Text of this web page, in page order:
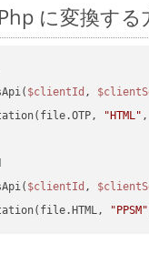
に変換す
$clientId ,
"HTML" ,
$clientId ,
"PPSM"